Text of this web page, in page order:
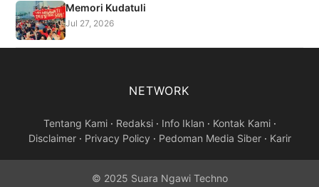
Memori Kudatuli
Jul 27, 2026
NETWORK
Tentang Kami· Redaksi· Info Iklan · Kontak Kami·
Disclaimer· Privacy Policy · Pedoman Media Siber· Karir
© 2025 Suara Ngawi Techno